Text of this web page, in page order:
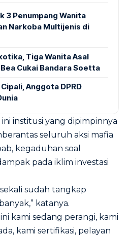
3 Penumpang Wanita
Narkoba Multijenis di
Tiga Wanita Asal
Cukai Bandara Soetta
Anggota DPRD
institusi yang dipimpinnya
seluruh aksi mafia
kegaduhan soal
pada iklim investasi
sudah tangkap
katanya.
kami sedang perangi, kami
kami sertifikasi, pelayan